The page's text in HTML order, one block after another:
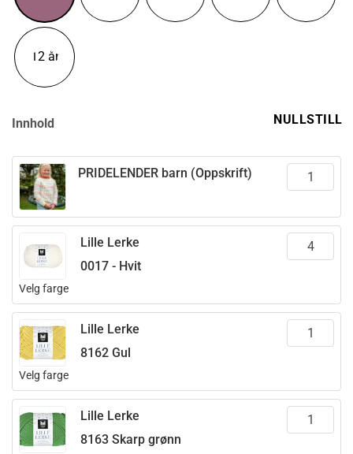
12 år
Innhold NULLSTILL
PRIDELENDER barn (Oppskrift)
Velg farge
Lille Lerke
0017 - Hvit
Velg farge
Lille Lerke
8162 Gul
Lille Lerke
8163 Skarp grønn